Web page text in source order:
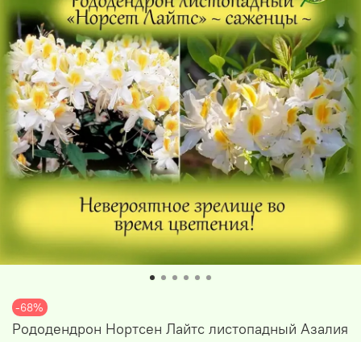
-68%
Рододендрон Нортсен Лайтс листопадный Азалия